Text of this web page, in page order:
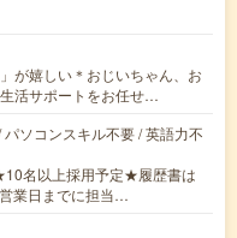
が嬉しい＊おじいちゃん、お
活サポートをお任せ…
ソコンスキル不要 / 英語力不
名以上採用予定★履歴書は
業日までに担当…